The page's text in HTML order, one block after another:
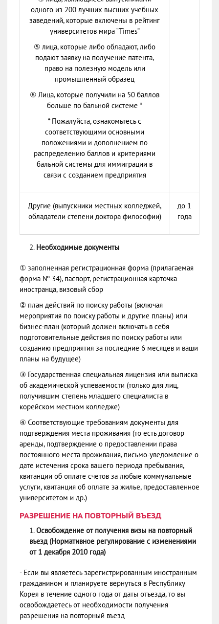
одного из 200 лучших высших учебных
заведений, которые включены в рейтинг
университетов мира “Times”
⑤ лица, которые либо обладают, либо
подают заявку на получение патента,
право на полезную модель или
промышленный образец
⑥ Лица, которые получили на 50 баллов
больше по бальной системе *
* Пожалуйста, ознакомьтесь с
соответствующими основными
положениями и дополнением по
распределению баллов и критериями
бальной системы для иммиграции в
связи с созданием предприятия
Другие (выпускники местных колледжей,
обладатели степени доктора философии)
до 1
года
Необходимые документы
① заполненная регистрационная форма (прилагаемая
форма № 34), паспорт, регистрационная карточка
иностранца, визовый сбор
② план действий по поиску работы (включая
мероприятия по поиску работы и другие планы) или
бизнес-план (который должен включать в себя
подготовительные действия по поиску работы или
созданию предприятия за последние 6 месяцев и ваши
планы на будущее)
③ Государственная специальная лицензия или выписка
об академической успеваемости (только для лиц,
получившим степень младшего специалиста в
корейском местном колледже)
④ Соответствующие требованиям документы для
подтверждения места проживания (то есть договор
аренды, подтверждение о предоставлении права
постоянного места проживания, письмо-уведомление о
дате истечения срока вашего периода пребывания,
квитанции об оплате счетов за любые коммунальные
услуги, квитанция об оплате за жилье, предоставленное
университетом и др.)
РАЗРЕШЕНИЕ НА ПОВТОРНЫЙ ВЪЕЗД
Освобождение от получения визы на повторный
въезд (Нормативное регулирование с изменениями
от 1 декабря 2010 года)
- Если вы являетесь зарегистрированным иностранным
гражданином и планируете вернуться в Республику
Корея в течение одного года от даты отъезда, то вы
освобождаетесь от необходимости получения
разрешения на повторный въезд